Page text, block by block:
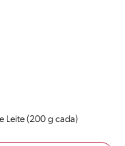
Leite (200 g cada)